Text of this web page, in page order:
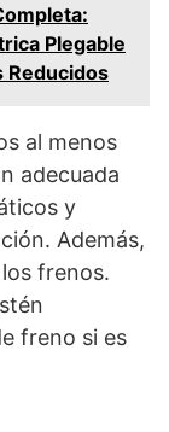
Plegable
Reducidos
al menos
adecuada
y
Además,
frenos.
freno si es